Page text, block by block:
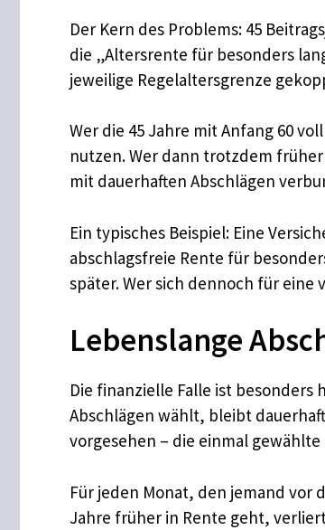
Der Kern des Problems: 45
die „Altersrente für besonders
jeweilige Regelaltersgrenze
Wer die 45 Jahre mit Anfang 60
nutzen. Wer dann trotzdem
mit dauerhaften Abschlägen
Ein typisches Beispiel: Eine
abschlagsfreie Rente für
später. Wer sich dennoch für eine
Lebenslange
Die finanzielle Falle ist
Abschlägen wählt, bleibt
vorgesehen – die einmal
Für jeden Monat, den jemand vor
Jahre früher in Rente geht,